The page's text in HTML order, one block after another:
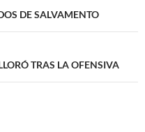
DE SALVAMENTO
TRAS LA OFENSIVA